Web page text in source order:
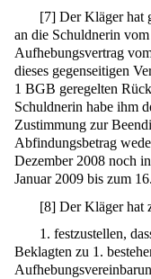
[7] Der Kläger hat
an die Schuldnerin
Aufhebungsvertrag
dieses gegenseitigen
1 BGB geregelten
Schuldnerin habe ihm
Zustimmung zur
Abfindungsbetrag
Dezember 2008 noch
Januar 2009 bis zum
[8] Der Kläger hat
1. festzustellen,
Beklagten zu 1.